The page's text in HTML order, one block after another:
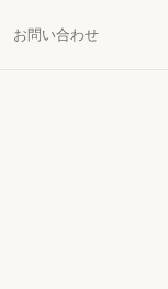
お問い合わせ